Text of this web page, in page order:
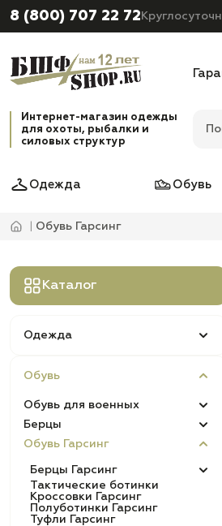
8 (800) 707 22 72
Интернет-магазин одежды
для охоты, рыбалки и
силовых структур
Одежда Обувь
Обувь Гарсинг
Каталог
Одежда
Обувь
Обувь для военных
Берцы
Обувь Гарсинг
Берцы Гарсинг
Тактические ботинки
Кроссовки Гарсинг
Полуботинки Гарсинг
Туфли Гарсинг